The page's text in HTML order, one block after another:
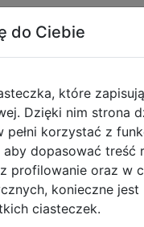
ochronę
karty przed
i żetonów podczas
nawet podczas
do Ciebie
które
Dzięki nim strona
pełni korzystać z
dopasować treść
profilowanie oraz w
konieczne jest
ciasteczek.